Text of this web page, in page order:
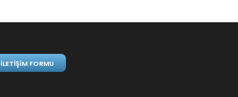
İLETIŞIM FORMU